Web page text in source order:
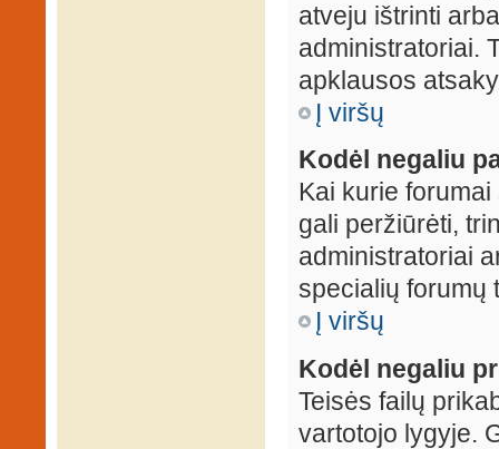
atveju ištrinti
administratoriai.
apklausos
Į viršų
Kodėl negaliu
Kai kurie
gali peržiūrėti,
administratoriai
specialių forumų
Į viršų
Kodėl negaliu
Teisės failų
vartotojo lygyje.